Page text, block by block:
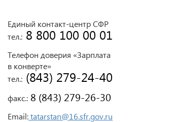
Единый контакт-центр СФР
тел.: 8 800 100 00 01
Телефон доверия «Зарплата
в конверте»
тел.: (843) 279-24-40
факс.: 8 (843) 279-26-30
Email:tatarstan@16.sfr.gov.ru